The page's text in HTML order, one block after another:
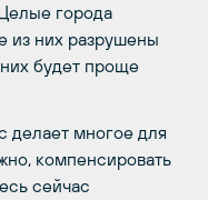
города
из них разрушены
них будет проще
делает многое для
компенсировать
сейчас